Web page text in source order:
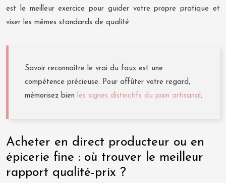
est le meilleur exercice pour guider votre propre pratique et
viser les mêmes standards de qualité.
Savoir reconnaître le vrai du faux est une
compétence précieuse. Pour affûter votre regard,
mémorisez bien les signes distinctifs du pain artisanal.
Acheter en direct producteur ou en
épicerie fine : où trouver le meilleur
rapport qualité-prix ?